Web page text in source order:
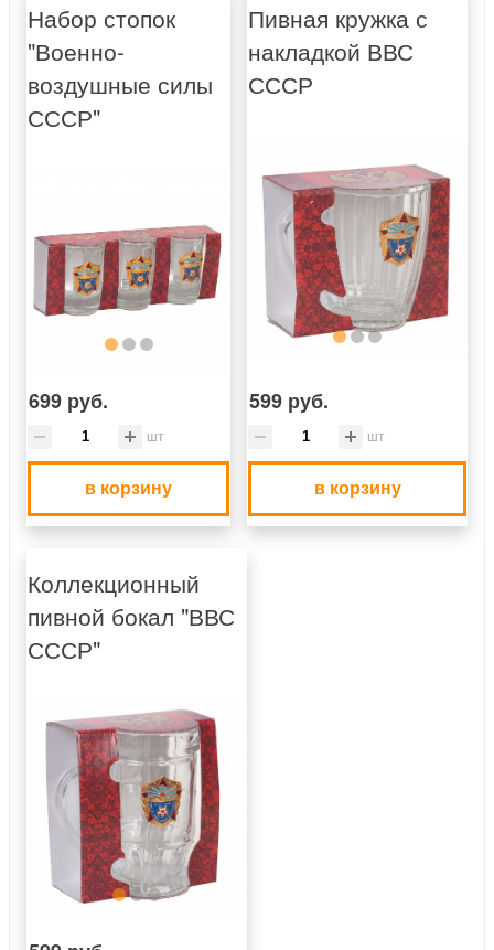
Набор стопок
"Военно-
воздушные силы
СССР"
699 руб.
шт
в корзину
Пивная кружка с
накладкой ВВС
СССР
599 руб.
шт
в корзину
Коллекционный
пивной бокал "ВВС
СССР"